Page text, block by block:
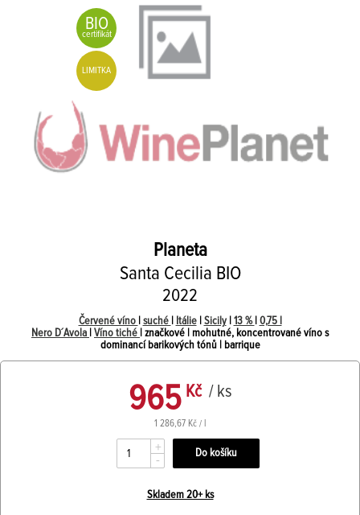
BIO
certifikát
LIMITKA
Planeta
Santa Cecilia BIO
2022
Červené víno suché Itálie| Sicily| 13 % 0,75 l
Nero D´Avola
Víno tiché
| značkové | mohutné, koncentrované víno s
dominancí barikových tónů | barrique
965 Kč / ks
1 286,67 Kč / l
+
-
Skladem 20+ ks